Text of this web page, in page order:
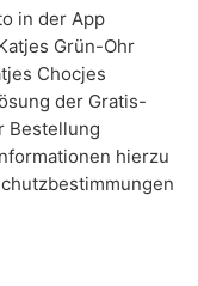
in der App
Grün-Ohr
Chocjes
der Gratis-
Bestellung
hierzu